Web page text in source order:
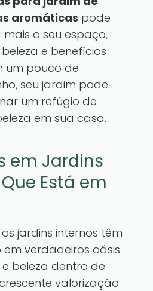
aromáticas pode
o seu espaço,
e benefícios
um pouco de
seu jardim pode
um refúgio de
em sua casa.
em Jardins
Está em
jardins internos têm
verdadeiros oásis
beleza dentro de
valorização